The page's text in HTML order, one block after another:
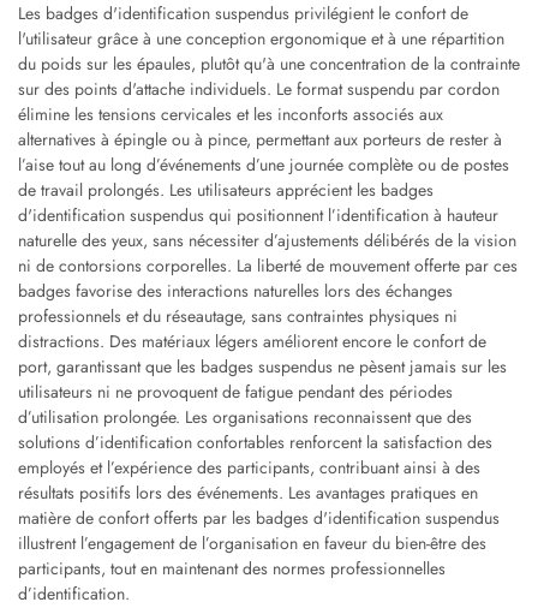
Les badges d'identification suspendus privilégient le confort de
l'utilisateur grâce à une conception ergonomique et à une répartition
du poids sur les épaules, plutôt qu'à une concentration de la contrainte
sur des points d'attache individuels. Le format suspendu par cordon
élimine les tensions cervicales et les inconforts associés aux
alternatives à épingle ou à pince, permettant aux porteurs de rester à
l’aise tout au long d’événements d’une journée complète ou de postes
de travail prolongés. Les utilisateurs apprécient les badges
d'identification suspendus qui positionnent l’identification à hauteur
naturelle des yeux, sans nécessiter d’ajustements délibérés de la vision
ni de contorsions corporelles. La liberté de mouvement offerte par ces
badges favorise des interactions naturelles lors des échanges
professionnels et du réseautage, sans contraintes physiques ni
distractions. Des matériaux légers améliorent encore le confort de
port, garantissant que les badges suspendus ne pèsent jamais sur les
utilisateurs ni ne provoquent de fatigue pendant des périodes
d’utilisation prolongée. Les organisations reconnaissent que des
solutions d’identification confortables renforcent la satisfaction des
employés et l’expérience des participants, contribuant ainsi à des
résultats positifs lors des événements. Les avantages pratiques en
matière de confort offerts par les badges d'identification suspendus
illustrent l’engagement de l’organisation en faveur du bien-être des
participants, tout en maintenant des normes professionnelles
d’identification.